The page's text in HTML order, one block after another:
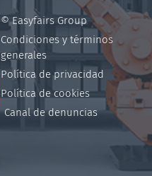
© Easyfairs Group
Condiciones y términos
generales
Política de privacidad
Política de cookies
Canal de denuncias